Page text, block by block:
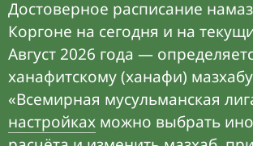
Достоверное расписание
Коргоне на сегодня и на
Август 2026 года —
ханафитскому (ханафи)
«Всемирная мусульманская
настройках можно выбрать